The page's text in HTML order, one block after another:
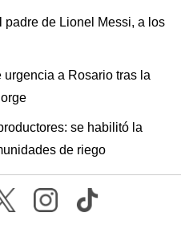
padre de Lionel Messi, a los
urgencia a Rosario tras la
se habilitó la
de riego